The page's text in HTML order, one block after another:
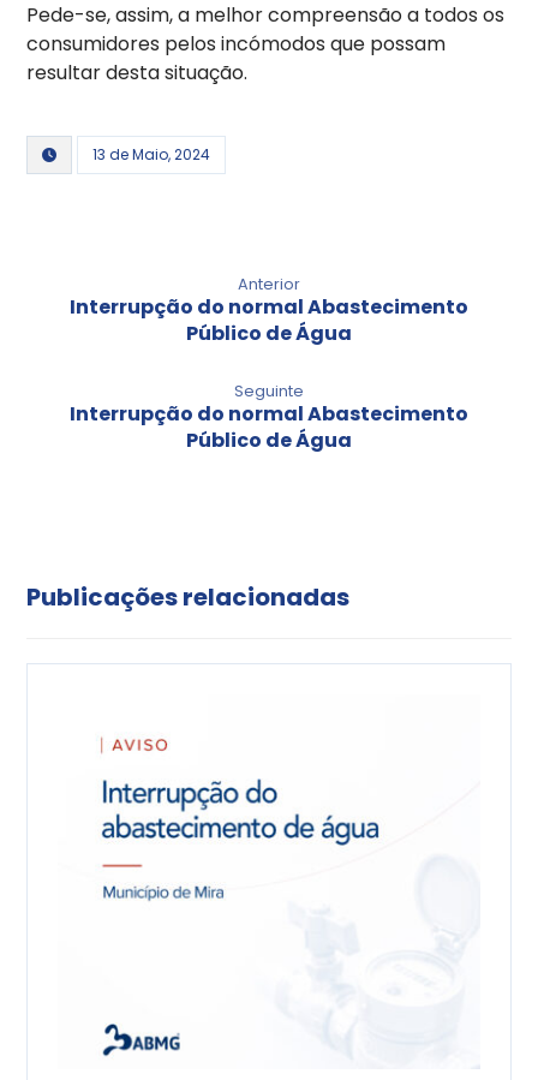
Pede-se, assim, a melhor compreensão a todos os
consumidores pelos incómodos que possam
resultar desta situação.
13 de Maio, 2024
Anterior
Interrupção do normal Abastecimento
Público de Água
Seguinte
Interrupção do normal Abastecimento
Público de Água
Publicações relacionadas